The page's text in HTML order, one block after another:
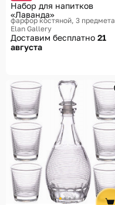
Набор для напитков
«Лаванда»
фарфор костяной, 3 предмета
Elan Gallery
Доставим бесплатно 21
августа